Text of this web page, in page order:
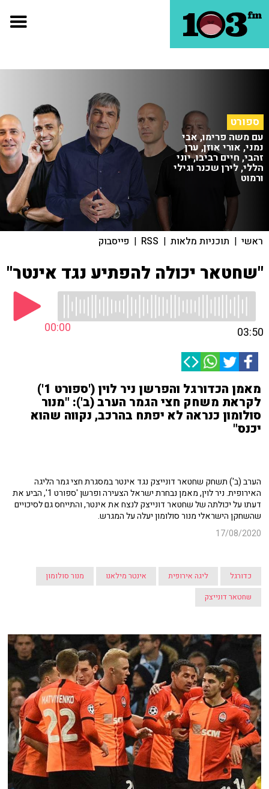
ספורט
עם משה פרימו, אבי
נמני, אורי אוזן, ערן
זהבי, חיים רביבו, יוני
הללי, לירן שכנר וגילי
ורמוט
ראשי | תוכניות מלאות |
RSS
| פייסבוק
"שחטאר יכולה להפתיע נגד אינטר"
00:00 03:50
מאמן הכדורגל והפרשן ניר לוין ('ספורט 1')
לקראת משחק חצי הגמר הערב (ב'): "מנור
סולומון כנראה לא יפתח בהרכב, נקווה שהוא
יכנס"
הערב (ב') תשחק שחטאר דונייצק נגד אינטר במסגרת חצי גמר הליגה
האירופית. ניר לוין, מאמן נבחרת ישראל הצעירה ופרשן 'ספורט 1', הביע את
דעתו על יכולתה של שחטאר דונייצק לנצח את אינטר, והתייחס גם לסיכויים
שהשחקן הישראלי מנור סולומון יעלה על המגרש.
17/08/2020
כדורגל ליגה אירופית אינטר מילאנו
מנור סולומון
שחטאר דונייצק